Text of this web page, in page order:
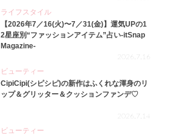
ライフスタイル
【2026年7／16(火)〜7／31(金)】運気UPの1
2星座別“ファッションアイテム”占い-itSnap
Magazine-
2026.7.16
ビューティー
CipiCipi(シピシピ)の新作はふくれな渾身のリ
ップ＆グリッター＆クッションファンデ♡
2026.7.14
ビューティー